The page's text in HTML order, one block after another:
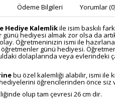
Ödeme Bilgileri Yorumlar
Hediye Kalemlikile isim baskılı
hediyesi almak zor olsa da
Öğretmeninizin ismi ile
günü hediyesi.
dolaplarında veya evlerindeki
bu özel kalemliği alabilir, ismi ile
öğrencilerinden önce siz
olup tam çevresi 26 cm dir.